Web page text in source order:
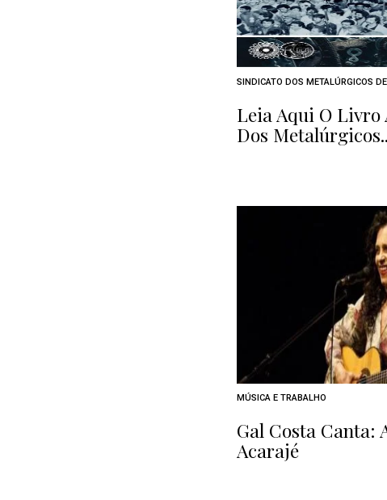
SINDICATO DOS METALÚRGICOS
Leia Aqui O
Dos
MÚSICA E TRABALHO
Gal Costa Canta:
Acarajé